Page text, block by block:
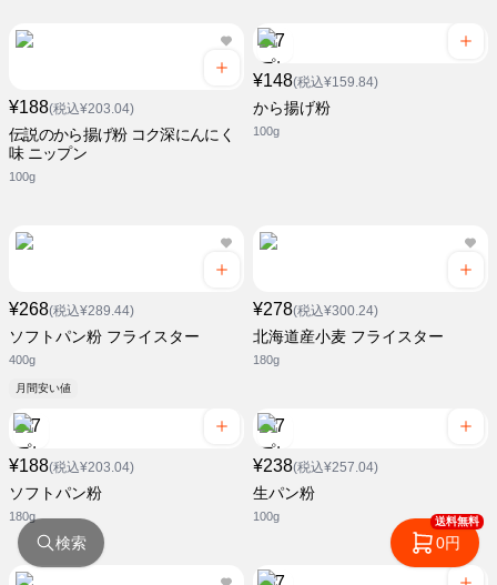
¥188(税込¥203.04)
伝説のから揚げ粉 コク深にんにく
味 ニップン
100g
¥148(税込¥159.84)
から揚げ粉
100g
¥268(税込¥289.44)
ソフトパン粉 フライスター
400g
月間安い値
¥278(税込¥300.24)
北海道産小麦 フライスター
180g
¥188(税込¥203.04)
ソフトパン粉
180g
¥238(税込¥257.04)
生パン粉
100g
検索
送料無料
0円